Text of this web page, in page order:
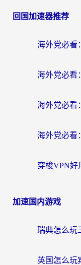
回国加速器推荐
加速国内游戏